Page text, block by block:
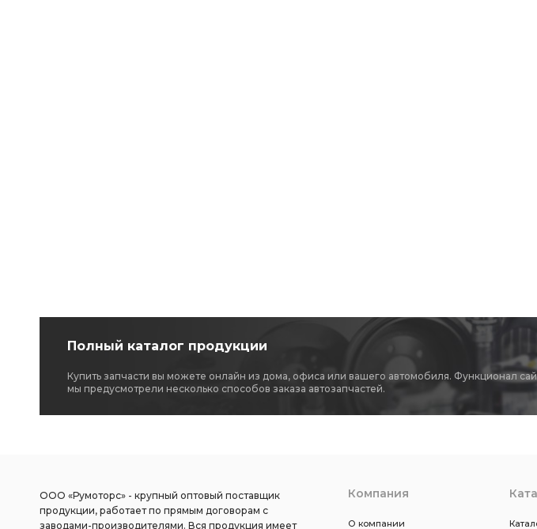
Полный каталог продукции
Купить запчасти вы можете онлайн из дома, офиса или вашего автомобиля. Функционал
мы предусмотрели несколько способов заказа автозапчастей.
ООО «Румоторс» - крупный оптовый поставщик
продукции, работает по прямым договорам с
заводами-производителями. Вся продукция имеет
Компания
О компании